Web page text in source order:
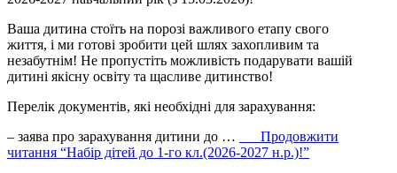
Ваша дитина стоїть на порозі важливого етапу свого
життя, і ми готові зробити цей шлях захопливим та
незабутнім! Не пропустіть можливість подарувати вашій
дитині якісну освіту та щасливе дитинство!
Перелік документів, які необхідні для зарахування:
– заява про зарахування дитини до …
Продовжити
читання “Набір дітей до 1-го кл.(2026-2027 н.р.)!”